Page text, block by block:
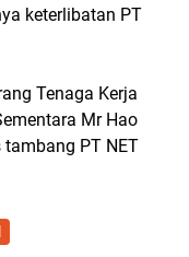
keterlibatan PT
Tenaga Kerja
Mr Hao
PT NET